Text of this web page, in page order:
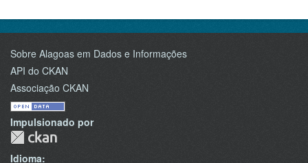
Sobre Alagoas em Dados e Informações
API do CKAN
Associação CKAN
Impulsionado por
Idioma